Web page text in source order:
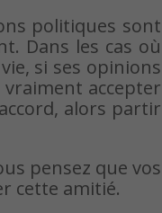
politiques sont
Dans les cas où
si ses opinions
accepter
alors partir
pensez que vos
cette amitié.